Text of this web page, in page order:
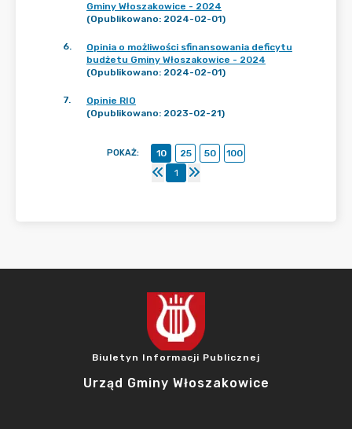
Gminy Włoszakowice - 2024
(Opublikowano: 2024-02-01)
6.
Opinia o możliwości sfinansowania deficytu
budżetu Gminy Włoszakowice - 2024
(Opublikowano: 2024-02-01)
7.
Opinie RIO
(Opublikowano: 2023-02-21)
POKAŻ: 10 25 50
100
1
Biuletyn Informacji Publicznej
Urząd Gminy Włoszakowice